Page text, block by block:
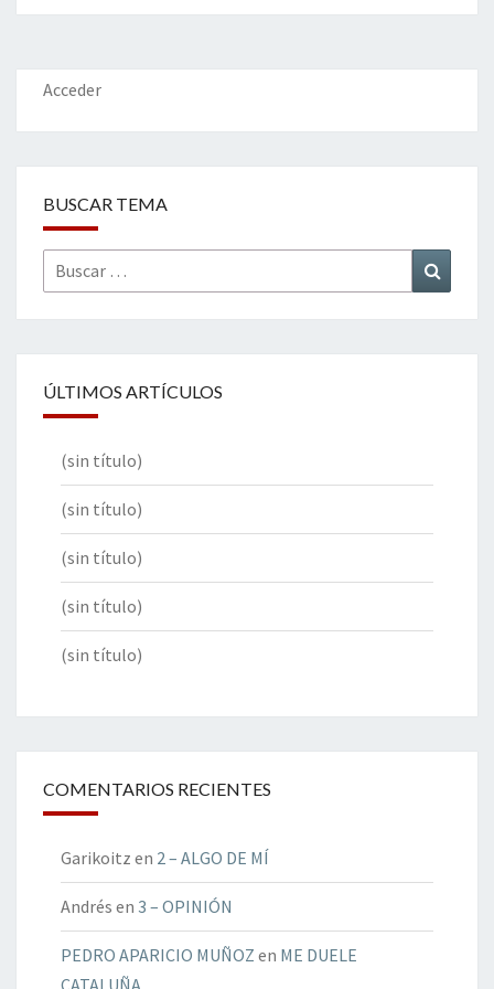
o
o
k
er dI
n
l
p
ar
Acceder
BUSCAR TEMA
Buscar
por:
ÚLTIMOS ARTÍCULOS
(sin título)
(sin título)
(sin título)
(sin título)
(sin título)
COMENTARIOS RECIENTES
Garikoitz en 2 – ALGO DE MÍ
Andrés en 3 – OPINIÓN
PEDRO APARICIO MUÑOZ en ME DUELE
CATALUÑA